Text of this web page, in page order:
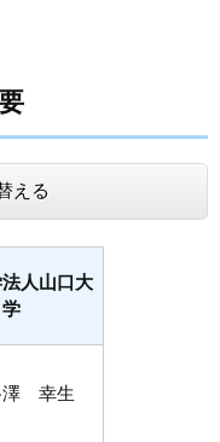
える
人山口大
学
幸生